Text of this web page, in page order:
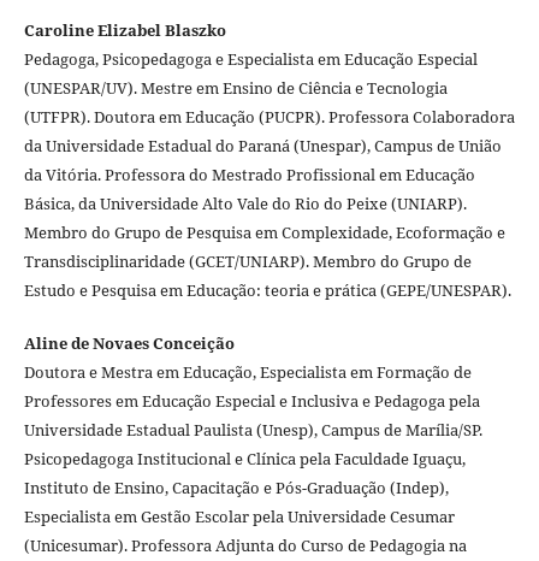
Caroline Elizabel Blaszko
Pedagoga, Psicopedagoga e Especialista em Educação Especial
(UNESPAR/UV). Mestre em Ensino de Ciência e Tecnologia
(UTFPR). Doutora em Educação (PUCPR). Professora Colaboradora
da Universidade Estadual do Paraná (Unespar), Campus de União
da Vitória. Professora do Mestrado Profissional em Educação
Básica, da Universidade Alto Vale do Rio do Peixe (UNIARP).
Membro do Grupo de Pesquisa em Complexidade, Ecoformação e
Transdisciplinaridade (GCET/UNIARP). Membro do Grupo de
Estudo e Pesquisa em Educação: teoria e prática (GEPE/UNESPAR).
Aline de Novaes Conceição
Doutora e Mestra em Educação, Especialista em Formação de
Professores em Educação Especial e Inclusiva e Pedagoga pela
Universidade Estadual Paulista (Unesp), Campus de Marília/SP.
Psicopedagoga Institucional e Clínica pela Faculdade Iguaçu,
Instituto de Ensino, Capacitação e Pós-Graduação (Indep),
Especialista em Gestão Escolar pela Universidade Cesumar
(Unicesumar). Professora Adjunta do Curso de Pedagogia na